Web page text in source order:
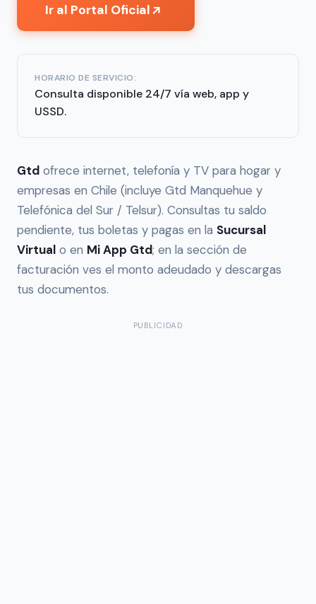
Ir al Portal Oficial↗
HORARIO DE SERVICIO:
Consulta disponible 24/7 vía web, app y
USSD.
Gtd ofrece internet, telefonía y TV para hogar y
empresas en Chile (incluye Gtd Manquehue y
Telefónica del Sur / Telsur). Consultas tu saldo
pendiente, tus boletas y pagas en la Sucursal
Virtual o en Mi App Gtd; en la sección de
facturación ves el monto adeudado y descargas
tus documentos.
PUBLICIDAD